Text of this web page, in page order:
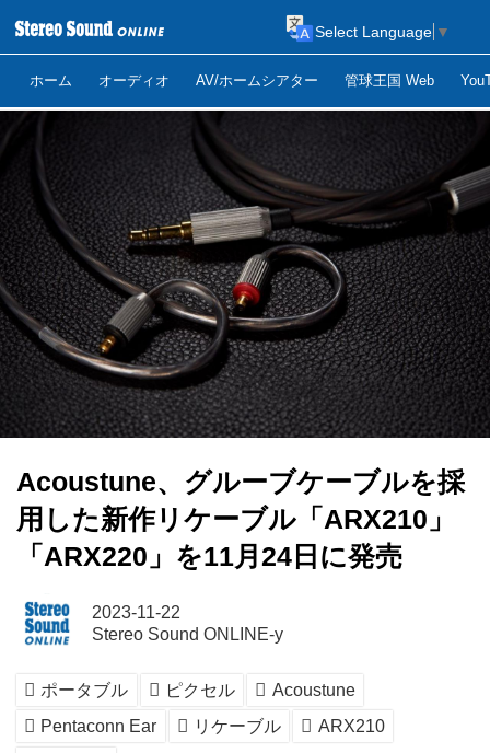
ホーム オーディオ AV/ホームシアター 管球王国 Web
Select Language ▼
Acoustune、グルーブケーブルを採
用した新作リケーブル「ARX210」
「ARX220」を11月24日に発売
2023-11-22
Stereo Sound ONLINE-y
ポータブル ピクセル
Acoustune
Pentaconn Ear
リケーブル
ARX210